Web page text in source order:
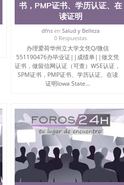
书，PMP证书、学历认证、在
读证明
dfns enSalud y Belleza
0 Respuestas
办理爱荷华州立大学文凭Q/微信
551190476办毕业证||成绩单||做文凭
证书，做留信网认证（可查）WSE认证，
SPM证书，PMP证书、学历认证、在读
证明Iowa State...